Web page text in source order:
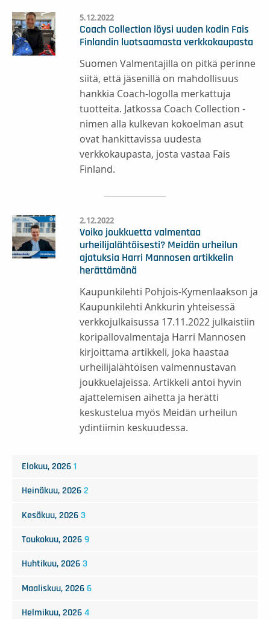
5.12.2022
Coach Collection löysi uuden kodin Fais
Finlandin luotsaamasta verkkokaupasta
Suomen Valmentajilla on pitkä perinne
siitä, että jäsenillä on mahdollisuus
hankkia Coach-logolla merkattuja
tuotteita. Jatkossa Coach Collection -
nimen alla kulkevan kokoelman asut
ovat hankittavissa uudesta
verkkokaupasta, josta vastaa Fais
Finland.
2.12.2022
Voiko joukkuetta valmentaa
urheilijalähtöisesti? Meidän urheilun
ajatuksia Harri Mannosen artikkelin
herättämänä
Kaupunkilehti Pohjois-Kymenlaakson ja
Kaupunkilehti Ankkurin yhteisessä
verkkojulkaisussa 17.11.2022 julkaistiin
koripallovalmentaja Harri Mannosen
kirjoittama artikkeli, joka haastaa
urheilijalähtöisen valmennustavan
joukkuelajeissa. Artikkeli antoi hyvin
ajattelemisen aihetta ja herätti
keskustelua myös Meidän urheilun
ydintiimin keskuudessa.
Elokuu, 2026 1
Heinäkuu, 2026 2
Kesäkuu, 2026 3
Toukokuu, 2026 9
Huhtikuu, 2026 3
Maaliskuu, 2026 6
Helmikuu, 2026 4